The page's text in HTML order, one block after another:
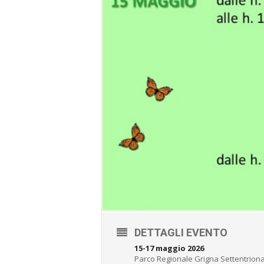
DETTAGLI EVENTO
15-17 maggio 2026
Parco Regionale Grigna